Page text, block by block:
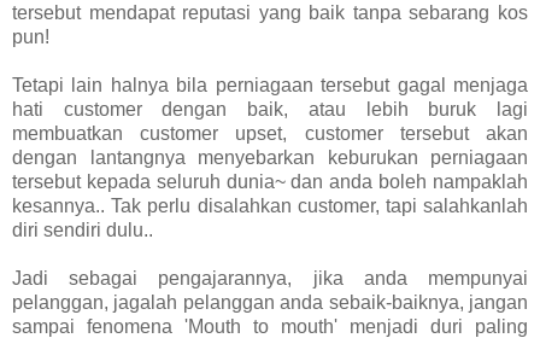
tersebut mendapat reputasi yang baik tanpa sebarang kos
pun!
Tetapi lain halnya bila perniagaan tersebut gagal menjaga
hati customer dengan baik, atau lebih buruk lagi
membuatkan customer upset, customer tersebut akan
dengan lantangnya menyebarkan keburukan perniagaan
tersebut kepada seluruh dunia~ dan anda boleh nampaklah
kesannya.. Tak perlu disalahkan customer, tapi salahkanlah
diri sendiri dulu..
Jadi sebagai pengajarannya, jika anda mempunyai
pelanggan, jagalah pelanggan anda sebaik-baiknya, jangan
sampai fenomena 'Mouth to mouth' menjadi duri paling